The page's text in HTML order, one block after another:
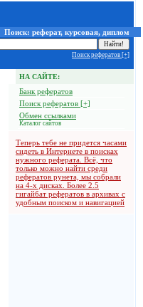
Поиск: реферат, курсовая, диплом
Поиск рефератов [+]
НА САЙТЕ:
Банк рефератов
Поиск рефератов [+]
Обмен ссылками
Каталог сайтов
Теперь тебе не придется часами
сидеть в Интернете в поисках
нужного реферата. Всё, что
только можно найти среди
рефератов рунета, мы собрали
на 4-х дисках. Более 2.5
гигайбат рефератов в архивах с
удобным поиском и навигацией